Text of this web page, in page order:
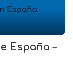
España –